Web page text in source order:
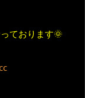
ております🌞